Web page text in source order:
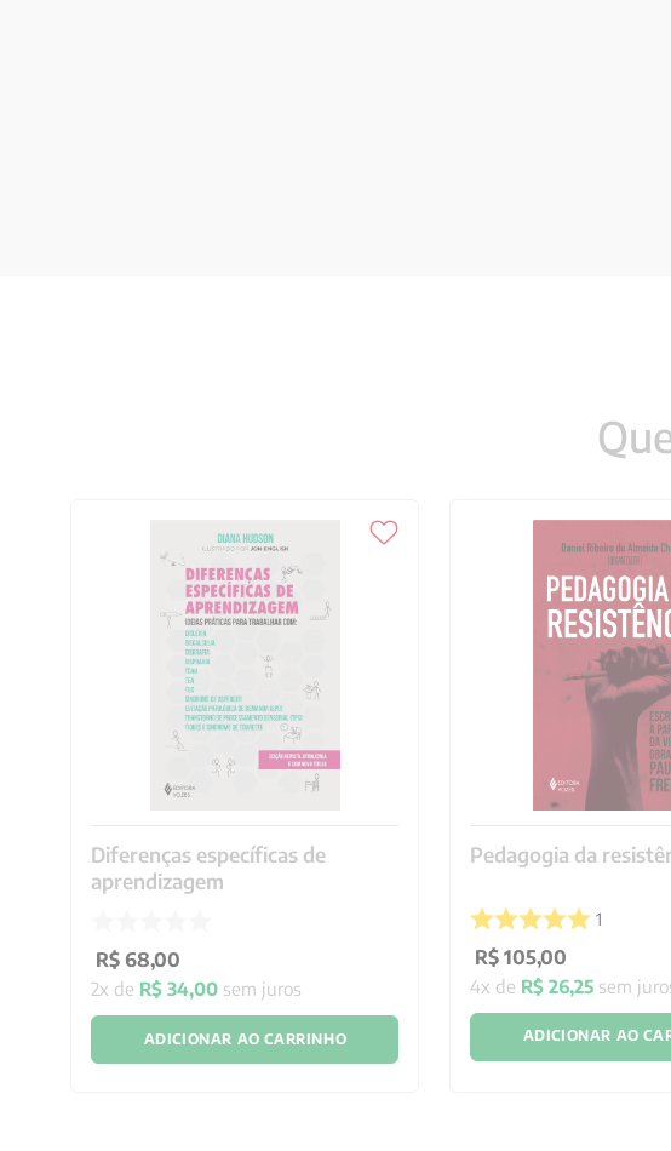
Diferenças específicas de
aprendizagem
R$ 68,00
2x de R$ 34,00 sem juros
ADICIONAR AO CARRINHO
Pedagogia da
1
R$ 105,00
4x de R$ 26,25 sem
ADICIONAR AO